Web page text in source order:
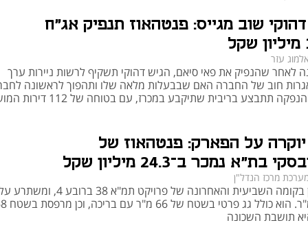
שינו את מפת הפנטהאוזים. פרויקטים של
לעלייה בהיצע אך גם לתחרות. חשוב לבדוק מהו שלב הביצוע של הפרויקט והאם יש
פרטית: מותרות או השקעה?
גבוהות. בריכה עשויה להעלות את ערך הנכס, בעיקר בדירות יוקרה באזורים כמו תל אביב
רכישת פנטהאוז
שוב מגייס: פנטהאוז תנפיק אג"ח
אלמוג עזר
לאחר שהנפיק את פאי סיאם, הגיש דהוקי תשקיף לרשות ניירות ערך
חוב של החברה האם שבבעלות מלאה שלו ותהפוך לראשונה
מדווחת; ההנפקה תתבצע בריבית שתיקבע במכרז,
על הפארק: פנטהאוז של
בת"א נמכר ב־24.3 מיליון שקל
מרכז הנדל"ן
הנכס שוכן בקומה השביעית והאחרונה של פרויקט
תושבת השכונה